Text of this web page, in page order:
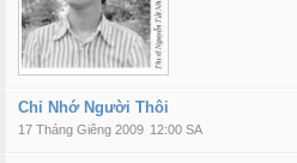
Chỉ Nhớ Người Thôi
17 Tháng Giêng 2009 12:00 SA